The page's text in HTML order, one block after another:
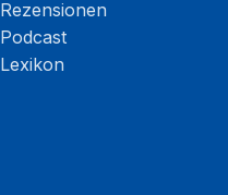
Rezensionen
Podcast
Lexikon